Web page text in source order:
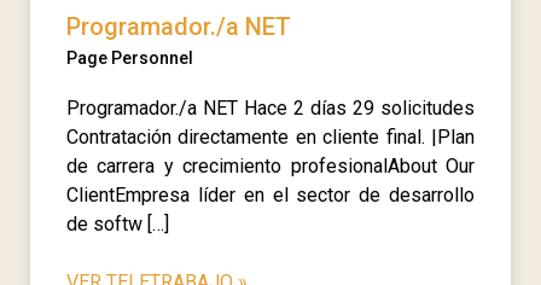
Programador./a NET
Page Personnel
Programador./a NET Hace 2 días 29 solicitudes
Contratación directamente en cliente final. |Plan
de carrera y crecimiento profesionalAbout Our
ClientEmpresa líder en el sector de desarrollo
de softw […]